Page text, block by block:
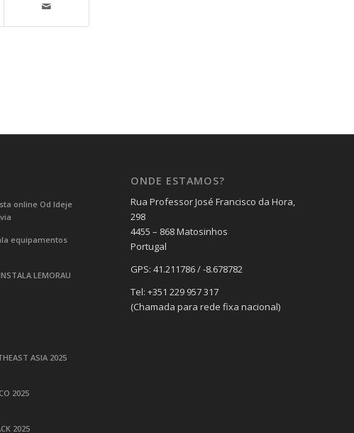
online Od Ideje
equipamentos
LEMORAU
ASIA 2025
2025
2025
ONDE ESTAMOS?
Rua Professor José Francisco da Hora,
298
4455 – 868 Matosinhos
Portugal
GPS: 41.211786 / -8.678782
Tel: +351 229 957 317
(Chamada para rede fixa nacional)